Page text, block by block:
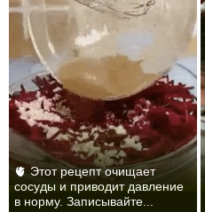
🫀 Этот рецепт очищает
сосуды и приводит давление
в норму. Записывайте...